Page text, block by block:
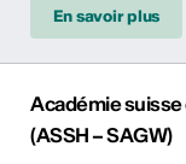
En savoir plus
Académie
(ASSH – SAGW)